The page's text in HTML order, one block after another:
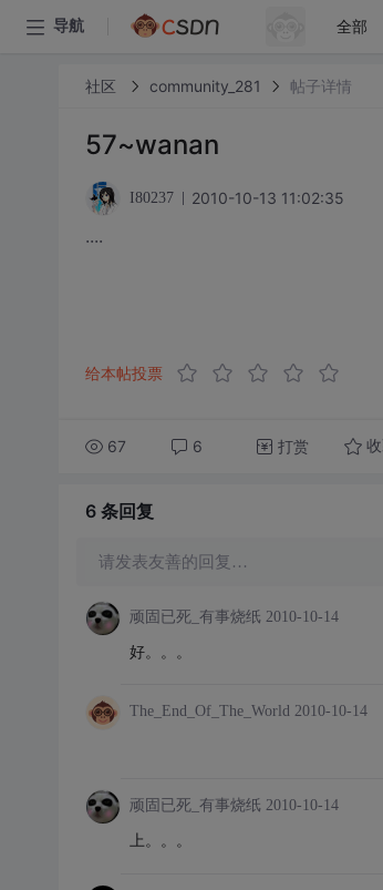
导航 全部
社区 community_281 帖子详情
57~wanan
I80237 2010-10-13 11:02:35
····
教练在偷偷寻找自己的身影~异性时
你知道自己有多吸引人·自己美好的一
给本帖投票
67 6 打赏
6 条回复
请发表友善的回复…
顽固已死_有事烧纸 2010-10-14
好。。。
The_End_Of_The_World 2010-10-14
顽固已死_有事烧纸 2010-10-14
上。。。